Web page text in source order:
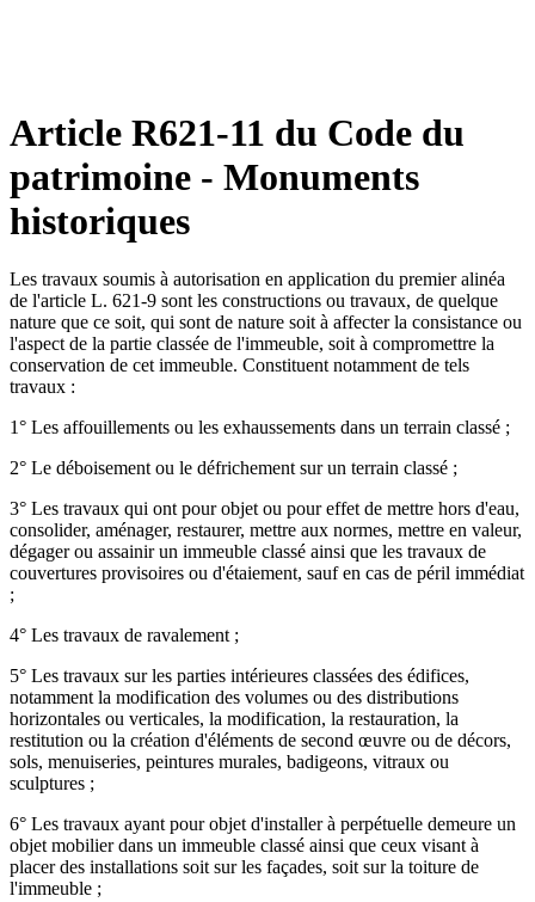
Article R621-11 du Code du
patrimoine - Monuments
historiques
Les travaux soumis à autorisation en application du premier alinéa
de l'article L. 621-9 sont les constructions ou travaux, de quelque
nature que ce soit, qui sont de nature soit à affecter la consistance ou
l'aspect de la partie classée de l'immeuble, soit à compromettre la
conservation de cet immeuble. Constituent notamment de tels
travaux :
1° Les affouillements ou les exhaussements dans un terrain classé ;
2° Le déboisement ou le défrichement sur un terrain classé ;
3° Les travaux qui ont pour objet ou pour effet de mettre hors d'eau,
consolider, aménager, restaurer, mettre aux normes, mettre en valeur,
dégager ou assainir un immeuble classé ainsi que les travaux de
couvertures provisoires ou d'étaiement, sauf en cas de péril immédiat
;
4° Les travaux de ravalement ;
5° Les travaux sur les parties intérieures classées des édifices,
notamment la modification des volumes ou des distributions
horizontales ou verticales, la modification, la restauration, la
restitution ou la création d'éléments de second œuvre ou de décors,
sols, menuiseries, peintures murales, badigeons, vitraux ou
sculptures ;
6° Les travaux ayant pour objet d'installer à perpétuelle demeure un
objet mobilier dans un immeuble classé ainsi que ceux visant à
placer des installations soit sur les façades, soit sur la toiture de
l'immeuble ;